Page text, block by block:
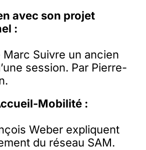
avec son projet
:
Suivre un ancien
session. Par Pierre-
Mobilité :
Weber expliquent
du réseau SAM.